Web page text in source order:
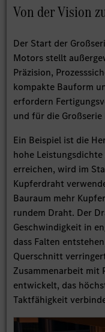
Von der Vision
Der Start der
Motors stellt
Präzision,
kompakte Bauform
erfordern
und für die
Ein Beispiel ist die
hohe
erreichen, wird im
Kupferdraht
Bauraum mehr
rundem Draht. Der
Geschwindigkeit in
dass Falten
Querschnitt
Zusammenarbeit mit
entwickelt, das
Taktfähigkeit